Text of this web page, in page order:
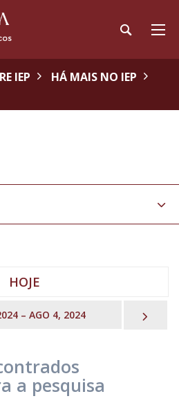
IEP
HÁ MAIS NO IEP
HOJE
– AGO 4, 2024
a pesquisa